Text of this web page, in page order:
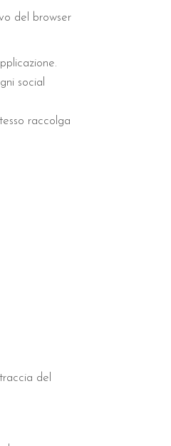
del browser
social
raccolga
del